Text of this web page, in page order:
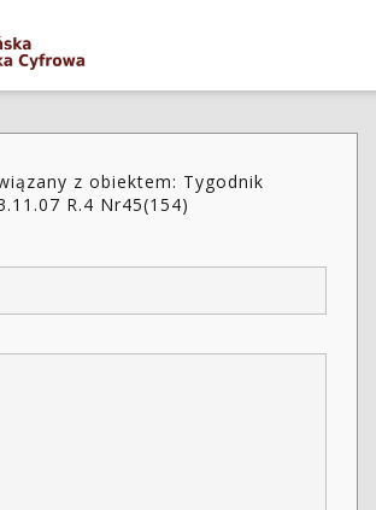
z obiektem: Tygodnik
R.4 Nr45(154)